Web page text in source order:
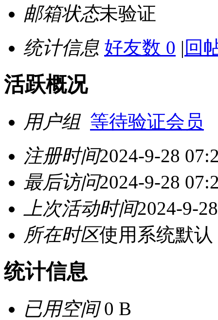
邮箱状态未验证
统计信息 好友数 0 | 回
活跃概况
用户组 等待验证会员
注册时间2024-9-28
最后访问2024-9-28
上次活动时间2024-9-
所在时区使用系统默认
统计信息
已用空间0 B